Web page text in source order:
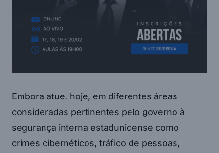
Embora atue, hoje, em diferentes áreas
consideradas pertinentes pelo governo à
segurança interna estadunidense como
crimes cibernéticos, tráfico de pessoas,